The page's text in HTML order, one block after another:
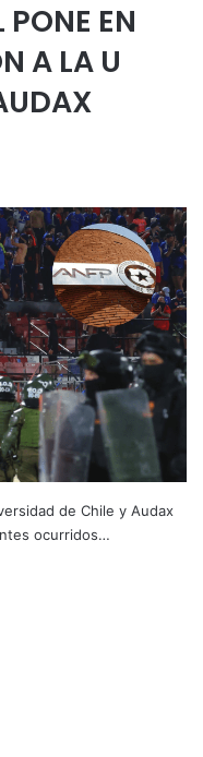
EN
A LA U
de Chile y Audax
ocurridos…